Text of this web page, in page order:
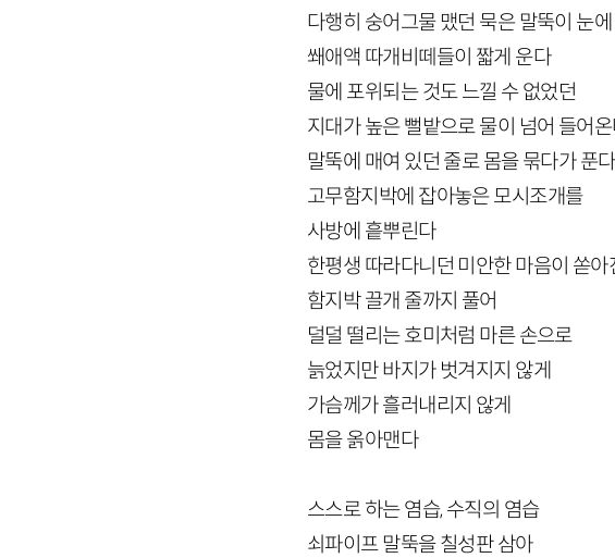
다행히 숭어그물 맸던 묵은 말뚝이 눈
쐐애액 따개비떼들이 짧게 운다
물에 포위되는 것도 느낄 수 없었던
지대가 높은 뻘밭으로 물이 넘어 들어
말뚝에 매여 있던 줄로 몸을 묶다가 푼다
고무함지박에 잡아놓은 모시조개를
사방에 흩뿌린다
한평생 따라다니던 미안한 마음이 쏟아
함지박 끌개 줄까지 풀어
덜덜 떨리는 호미처럼 마른 손으로
늙었지만 바지가 벗겨지지 않게
가슴께가 흘러내리지 않게
몸을 옭아맨다
스스로 하는 염습, 수직의 염습
쇠파이프 말뚝을 칠성판 삼아